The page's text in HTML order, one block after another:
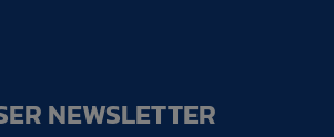
NEWSLETTER